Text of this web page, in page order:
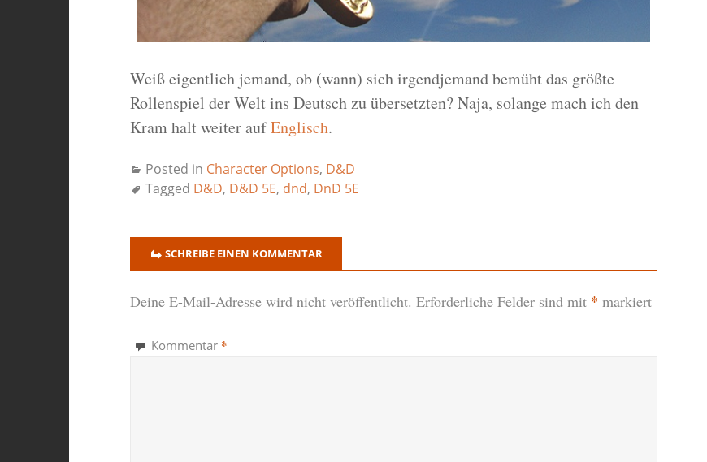
Weiß eigentlich jemand, ob (wann) sich irgendjemand bemüht das größte
Rollenspiel der Welt ins Deutsch zu übersetzten? Naja, solange mach ich den
Kram halt weiter aufEnglisch.
Posted in Character Options, D&D
Tagged D&D, D&D 5E, dnd, DnD 5E
SCHREIBE EINEN KOMMENTAR
Deine E-Mail-Adresse wird nicht veröffentlicht. Erforderliche Felder sind mit * markiert
Kommentar *